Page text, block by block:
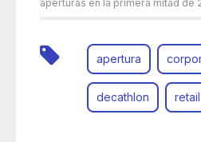
aperturas en la primera mitad de
apertura
decathlon retail